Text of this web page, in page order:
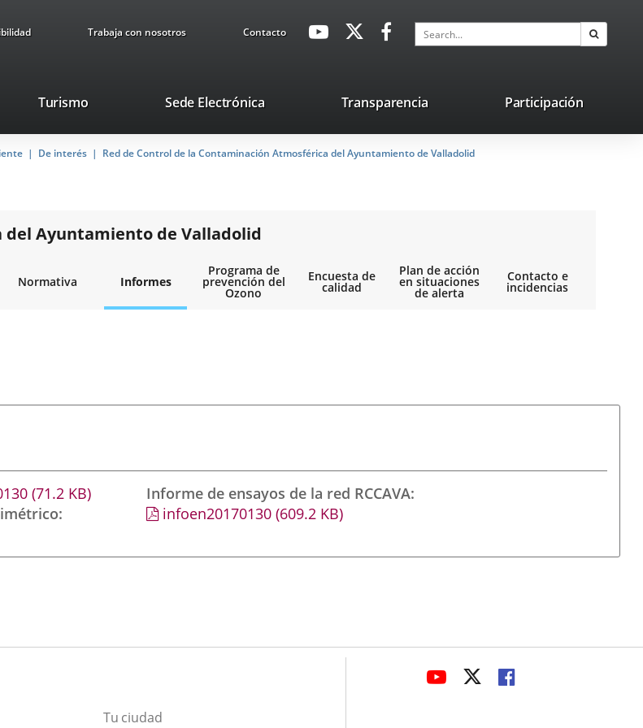
Trabaja con nosotros ContactoavaHeaderSocial
Link
Link
application.
application.
Search
TurismoThis
will
open
up
window.
Sede ElectrónicaLink
external
application.
Transparencia Participación
De interés
Red de Control de la Contaminación Atmosférica del Ayuntamiento de Valladolid
del Ayuntamiento de Valladolid
Normativa Informes
Programa de
prevención del
Ozono
Encuesta de
calidad
Plan de acción
en situaciones
de alerta
Contacto e
incidencias
(71.2 KB)
Informe de ensayos de la red RCCAVA
infoen20170130 (609.2 KB)
Tu ciudad
LINK
LINKLINK